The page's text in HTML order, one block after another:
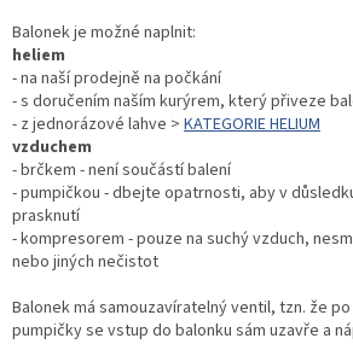
Balonek je možné naplnit:
heliem
- na naší prodejně na počkání
- s doručením naším kurýrem, který přiveze
- z jednorázové lahve > KATEGORIE HELIUM
vzduchem
- brčkem - není součástí balení
- pumpičkou - dbejte opatrnosti, aby v
prasknutí
- kompresorem - pouze na suchý vzduch,
nebo jiných nečistot
Balonek má samouzavíratelný ventil, tzn. že
pumpičky se vstup do balonku sám uzavře a